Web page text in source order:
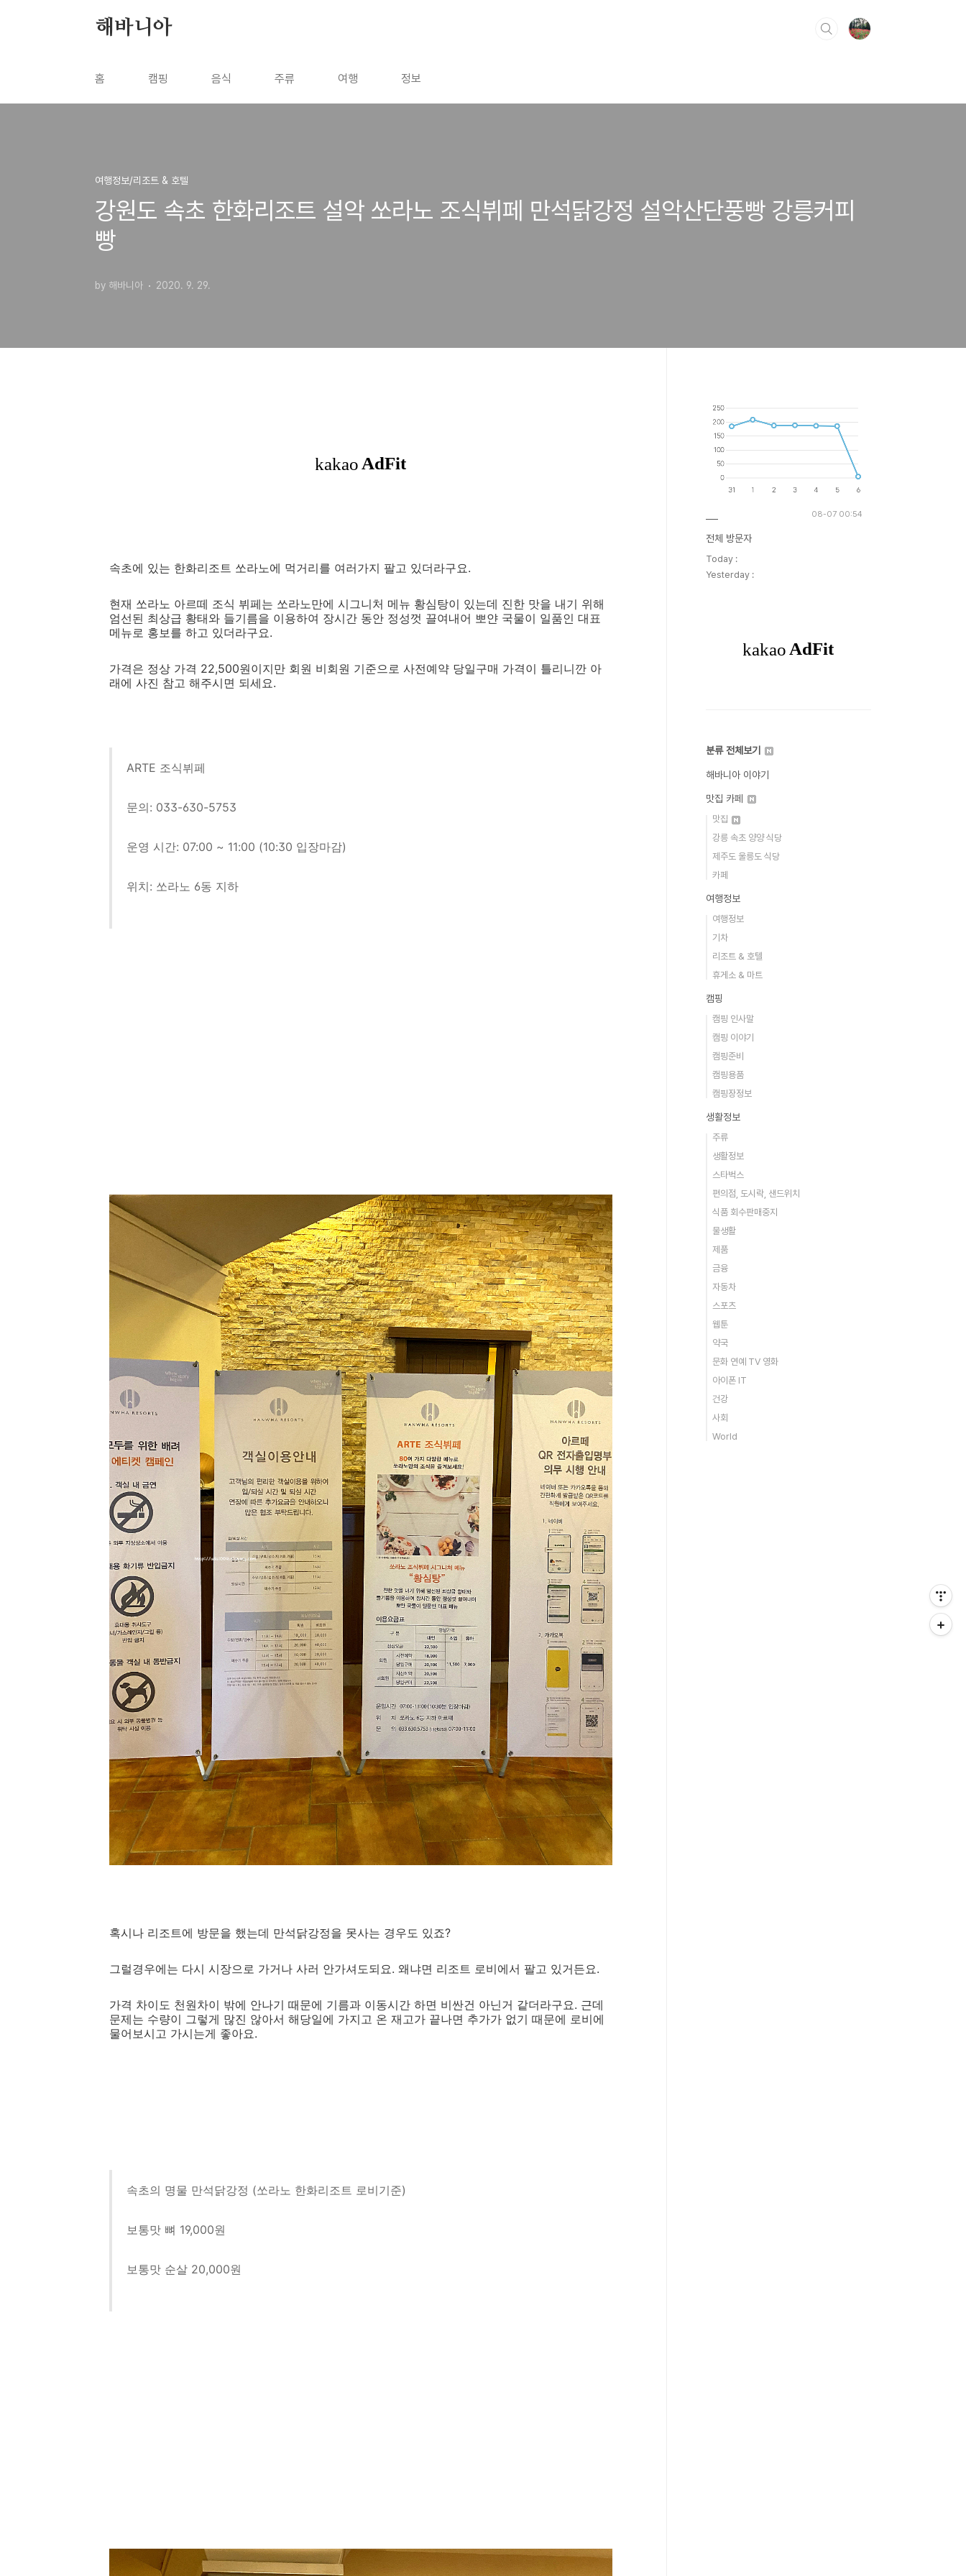
해바니아
홈 캠핑 음식 주류 여행 정보
여행정보/리조트 & 호텔
강원도 속초 한화리조트 설악 쏘라노 조식뷔페 만석닭강정 설악산단풍빵 강릉커피
빵
by 해바니아 2020. 9. 29.
속초에 있는 한화리조트 쏘라노에 먹거리를 여러가지 팔고 있더라구요.
현재 쏘라노 아르떼 조식 뷔페는 쏘라노만에 시그니처 메뉴 황심탕이 있는데 진한 맛을 내기 위해
엄선된 최상급 황태와 들기름을 이용하여 장시간 동안 정성껏 끌여내어 뽀얀 국물이 일품인 대표
메뉴로 홍보를 하고 있더라구요.
가격은 정상 가격 22,500원이지만 회원 비회원 기준으로 사전예약 당일구매 가격이 틀리니깐 아
래에 사진 참고 해주시면 되세요.
ARTE 조식뷔페
문의: 033-630-5753
운영 시간: 07:00 ~ 11:00 (10:30 입장마감)
위치: 쏘라노 6동 지하
혹시나 리조트에 방문을 했는데 만석닭강정을 못사는 경우도 있죠?
그럴경우에는 다시 시장으로 가거나 사러 안가셔도되요. 왜냐면 리조트 로비에서 팔고 있거든요.
가격 차이도 천원차이 밖에 안나기 때문에 기름과 이동시간 하면 비싼건 아닌거 같더라구요. 근데
문제는 수량이 그렇게 많진 않아서 해당일에 가지고 온 재고가 끝나면 추가가 없기 때문에 로비에
물어보시고 가시는게 좋아요.
속초의 명물 만석닭강정 (쏘라노 한화리조트 로비기준)
보통맛 뼈 19,000원
보통맛 순살 20,000원
08-07 00:54
전체 방문자
Today :
Yesterday :
분류 전체보기
해바니아 이야기
맛집 카페
맛집
강릉 속초 양양 식당
제주도 울릉도 식당
카페
여행정보
여행정보
기차
리조트 & 호텔
휴게소 & 마트
캠핑
캠핑 인사말
캠핑 이야기
캠핑준비
캠핑용품
캠핑장정보
생활정보
주류
생활정보
스타벅스
편의점, 도시락, 샌드위치
식품 회수판매중지
물생활
제품
금융
자동차
스포츠
웹툰
약국
문화 연예 TV 영화
아이폰 IT
건강
사회
World